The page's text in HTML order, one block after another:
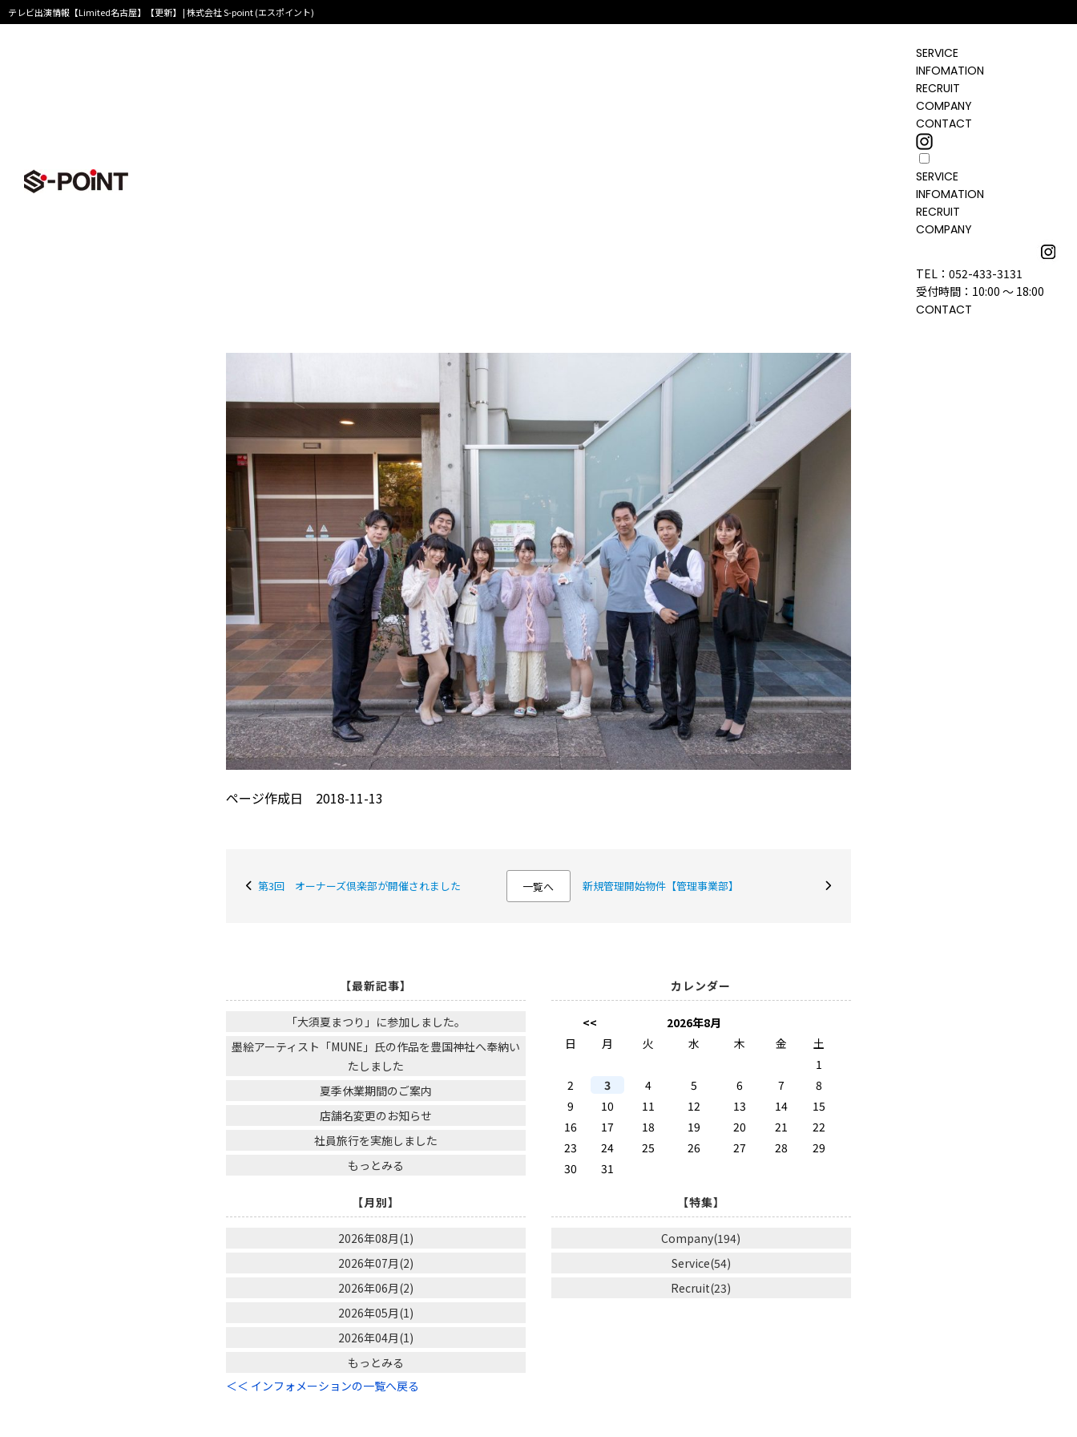
テレビ出演情報【Limited名古屋】【更新】 | 株式会社 S-point (エスポイント)
SERVICE
INFOMATION
RECRUIT
COMPANY
CONTACT
SERVICE
INFOMATION
RECRUIT
COMPANY
TEL：052-433-3131
受付時間：10:00 ～ 18:00
CONTACT
ページ作成日 2018-11-13
第3回 オーナーズ倶楽部が開催されました 一覧へ 新規管理開始物件【管理事業部】
【最新記事】
「大須夏まつり」に参加しました。
墨絵アーティスト「MUNE」氏の作品を豊国神社へ奉納い
たしました
夏季休業期間のご案内
店舗名変更のお知らせ
社員旅行を実施しました
もっとみる
カレンダー
<<
2026年8月
日
月 火 水 木 金
土
1
2
3 4 5 6 7
8
9
10 11 12 13 14
15
16
17 18 19 20 21
22
23
24 25 26 27 28
29
30
31
【月別】
2026年08月(1)
2026年07月(2)
2026年06月(2)
2026年05月(1)
2026年04月(1)
もっとみる
【特集】
Company(194)
Service(54)
Recruit(23)
＜＜ インフォメーションの一覧へ戻る